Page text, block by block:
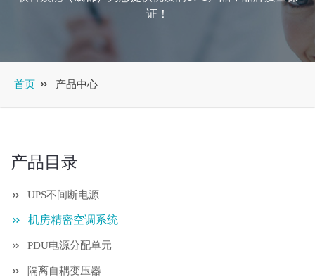
证！
首页 产品中心
产品目录
UPS不间断电源
机房精密空调系统
PDU电源分配单元
隔离自耦变压器